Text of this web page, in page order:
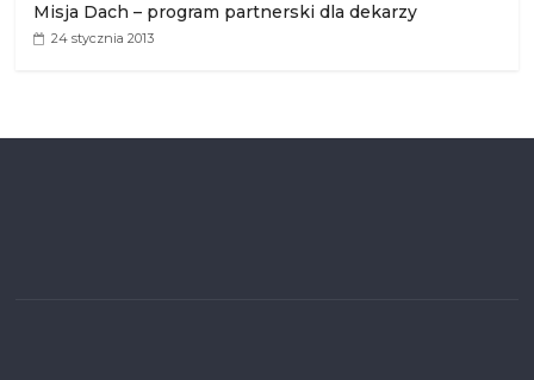
Misja Dach – program partnerski dla dekarzy
24 stycznia 2013